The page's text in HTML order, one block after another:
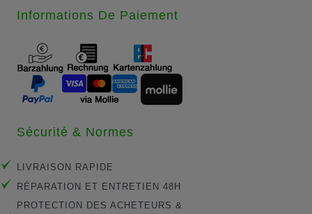
Informations De Paiement
Sécurité & Normes
LIVRAISON RAPIDE
RÉPARATION ET ENTRETIEN 48H
PROTECTION DES ACHETEURS &